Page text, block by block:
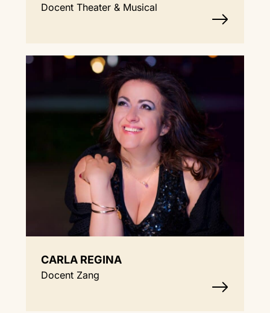
Docent Theater & Musical
CARLA REGINA
Docent Zang